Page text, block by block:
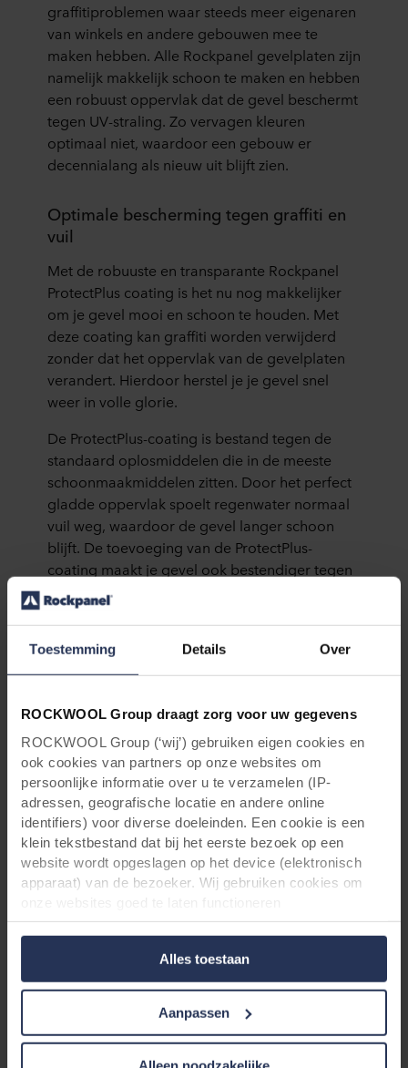
Toestemming Details Over
ROCKWOOL Group draagt zorg voor uw gegevens
ROCKWOOL Group (‘wij’) gebruiken eigen cookies en
ook cookies van partners op onze websites om
persoonlijke informatie over u te verzamelen (IP-
adressen, geografische locatie en andere online
identifiers) voor diverse doeleinden. Een cookie is een
klein tekstbestand dat bij het eerste bezoek op een
website wordt opgeslagen op het device (elektronisch
apparaat) van de bezoeker. Wij gebruiken cookies om
(‘Noodzakelijke’), om uw instellingen te onthouden en uw
gebruikerservaring te verbeteren (‘Functionele’), om uw
gedrag te analyseren en op basis daarvan de websites te
optimaliseren (‘Statistische’), en om onze content en
stemmen op uw gedrag op onze websites (‘Marketing’).
Functionele cookies plaatsen we altijd. Deze zijn namelijk
noodzakelijk om de website goed te laten werken en
Alles toestaan
Aanpassen
graffitiproblemen waar steeds meer eigenaren
van winkels en andere gebouwen mee te
maken hebben. Alle Rockpanel gevelplaten zijn
namelijk makkelijk schoon te maken en hebben
een robuust oppervlak dat de gevel beschermt
tegen UV-straling. Zo vervagen kleuren
optimaal niet, waardoor een gebouw er
decennialang als nieuw uit blijft zien.
Optimale bescherming tegen graffiti en
vuil
Met de robuuste en transparante Rockpanel
ProtectPlus coating is het nu nog makkelijker
om je gevel mooi en schoon te houden. Met
deze coating kan graffiti worden verwijderd
zonder dat het oppervlak van de gevelplaten
verandert. Hierdoor herstel je je gevel snel
weer in volle glorie.
De ProtectPlus-coating is bestand tegen de
standaard oplosmiddelen die in de meeste
schoonmaakmiddelen zitten. Door het perfect
gladde oppervlak spoelt regenwater normaal
vuil weg, waardoor de gevel langer schoon
blijft. De toevoeging van de ProtectPlus-
coating maakt je gevel ook bestendiger tegen
krassen.
Voor